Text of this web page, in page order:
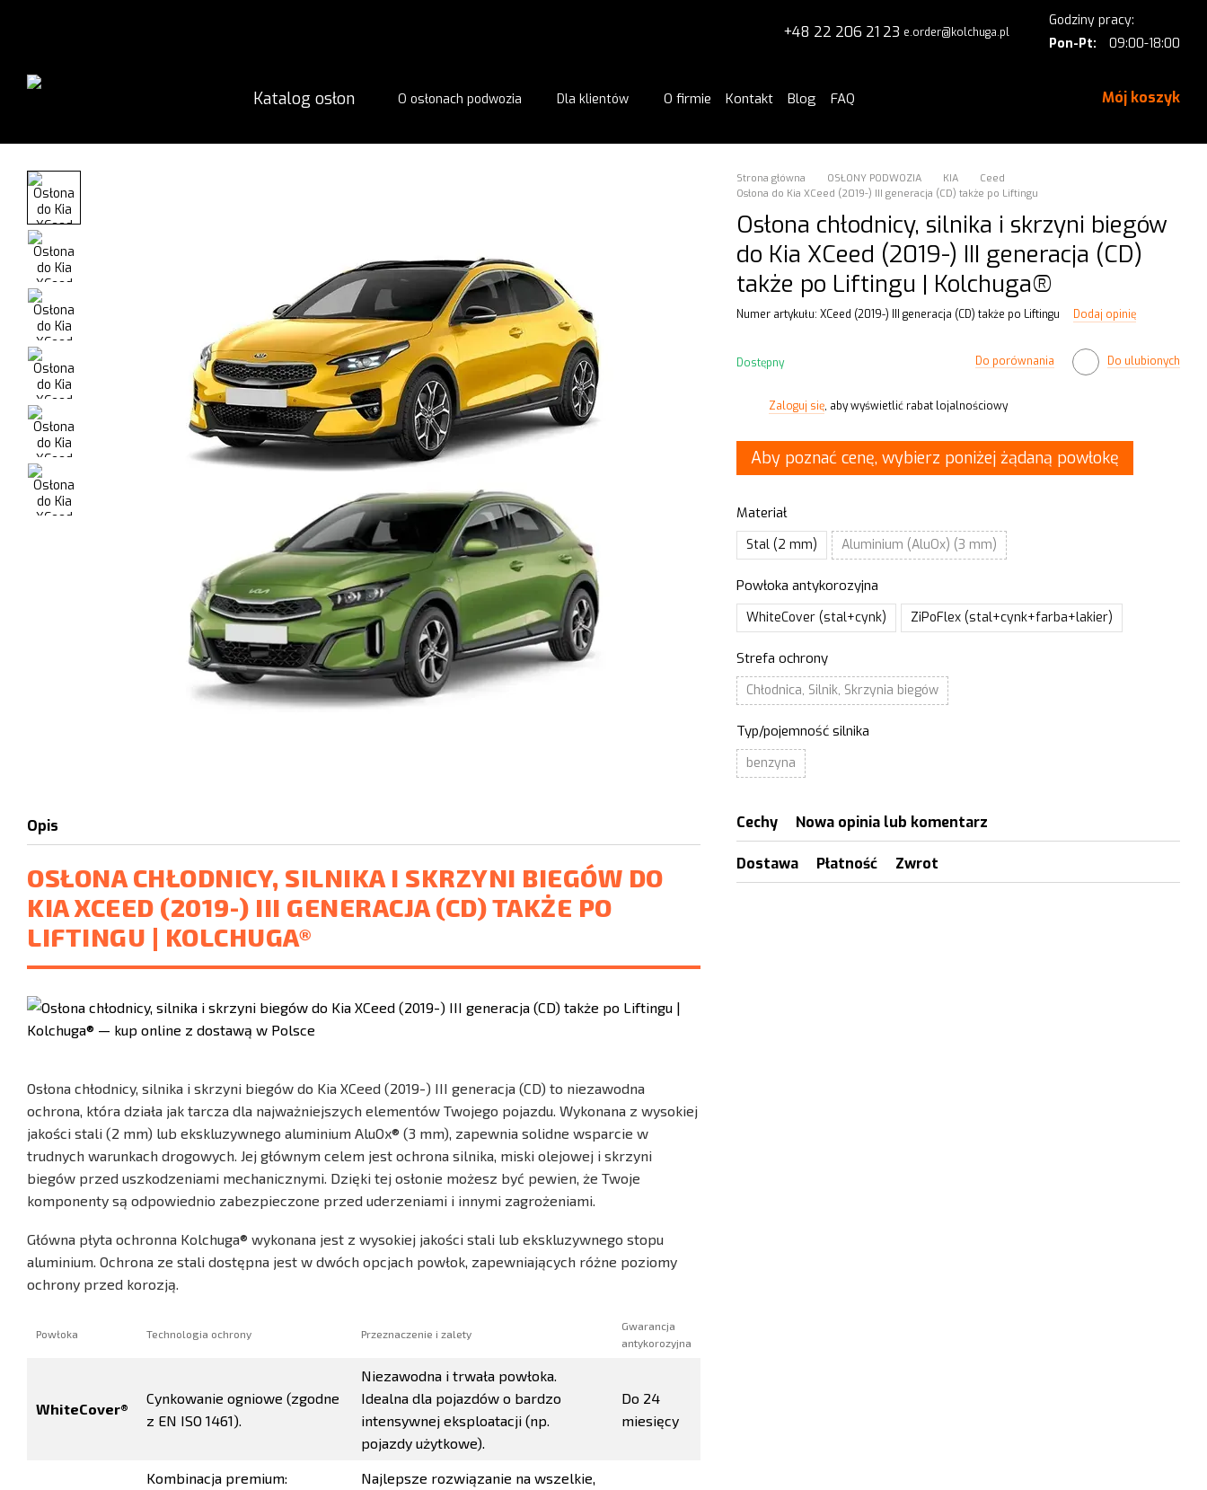
+48 22 206 21 23 e.order@kolchuga.pl
Godziny pracy:
Pon-Pt:
09:00-18:00
Katalog osłon O osłonach podwozia Dla klientów O firmie Kontakt Blog FAQ Mój koszyk
Opis
OSŁONA CHŁODNICY, SILNIKA I SKRZYNI BIEGÓW DO
KIA XCEED (2019-) III GENERACJA (CD) TAKŻE PO
LIFTINGU | KOLCHUGA®
Osłona chłodnicy, silnika i skrzyni biegów do Kia XCeed (2019-) III generacja (CD) to niezawodna
ochrona, która działa jak tarcza dla najważniejszych elementów Twojego pojazdu. Wykonana z wysokiej
jakości stali (2 mm) lub ekskluzywnego aluminium AluOx® (3 mm), zapewnia solidne wsparcie w
trudnych warunkach drogowych. Jej głównym celem jest ochrona silnika, miski olejowej i skrzyni
biegów przed uszkodzeniami mechanicznymi. Dzięki tej osłonie możesz być pewien, że Twoje
komponenty są odpowiednio zabezpieczone przed uderzeniami i innymi zagrożeniami.
Główna płyta ochronna Kolchuga® wykonana jest z wysokiej jakości stali lub ekskluzywnego stopu
aluminium. Ochrona ze stali dostępna jest w dwóch opcjach powłok, zapewniających różne poziomy
ochrony przed korozją.
Powłoka Technologia ochrony Przeznaczenie i zalety
Gwarancja
antykorozyjna
WhiteCover®
Cynkowanie ogniowe (zgodne
z EN ISO 1461).
Niezawodna i trwała powłoka.
Idealna dla pojazdów o bardzo
intensywnej eksploatacji (np.
pojazdy użytkowe).
Do 24
miesięcy
Kombinacja premium:
Najlepsze rozwiązanie na wszelkie,
Strona główna OSŁONY PODWOZIA KIA
Ceed
Osłona do Kia XCeed (2019-) III generacja (CD) także po Liftingu
Osłona chłodnicy, silnika i skrzyni biegów
do Kia XCeed (2019-) III generacja (CD)
także po Liftingu | Kolchuga®
Numer artykułu: XCeed (2019-) III generacja (CD) także po Liftingu Dodaj opinię
Dostępny Do porównania Do ulubionych
Zaloguj się, aby wyświetlić rabat lojalnościowy
Aby poznać cenę, wybierz poniżej żądaną powłokę
Materiał
Stal (2 mm) Aluminium (AluOx) (3 mm)
Powłoka antykorozyjna
WhiteCover (stal+cynk) ZiPoFlex (stal+cynk+farba+lakier)
Strefa ochrony
Chłodnica, Silnik, Skrzynia biegów
Typ/pojemność silnika
benzyna
Cechy Nowa opinia lub komentarz
Dostawa Płatność Zwrot